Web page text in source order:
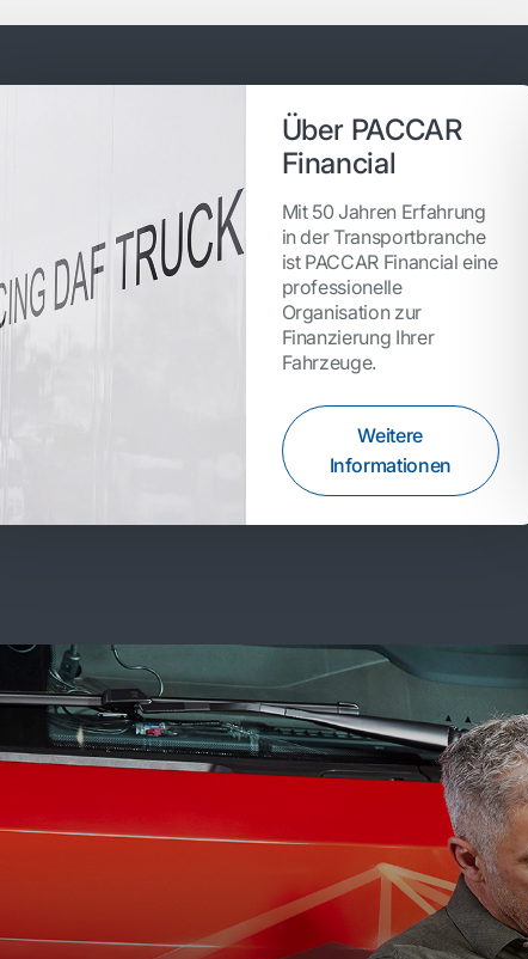
Über PACCAR
Financial
Mit 50 Jahren Erfahrung
in der Transportbranche
ist PACCAR Financial eine
professionelle
Organisation zur
Finanzierung Ihrer
Fahrzeuge.
Weitere
Informationen